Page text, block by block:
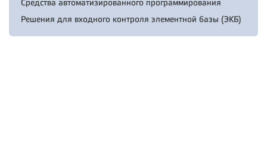
Средства автоматизированного программирования
Решения для входного контроля элементной базы (ЭКБ)